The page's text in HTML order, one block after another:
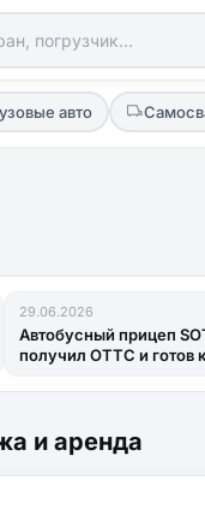
авто
29.06.2026
Автобусный прицеп
получил ОТТС и готов
и аренда